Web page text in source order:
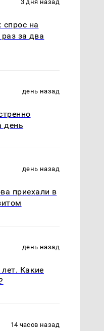
3 дня назад
на
за два
день назад
день
день назад
приехали в
день назад
Какие
14 часов назад